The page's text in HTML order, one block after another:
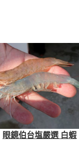
眼鏡伯台塩嚴選 白蝦